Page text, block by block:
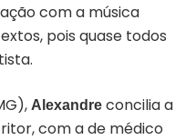
com a música
pois quase todos
Alexandre concilia a
com a de médico